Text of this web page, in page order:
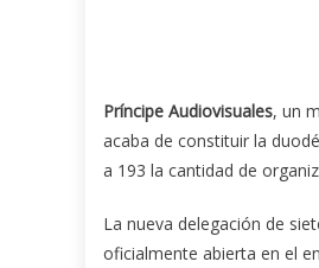
Príncipe Audiovisuales, un
acaba de constituir la
a 193 la cantidad de
La nueva delegación de
oficialmente abierta en el